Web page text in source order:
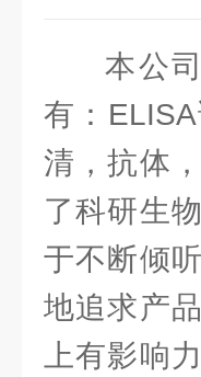
本公
有：
清，抗体
了科研生
于不断倾
地追求产
上有影响